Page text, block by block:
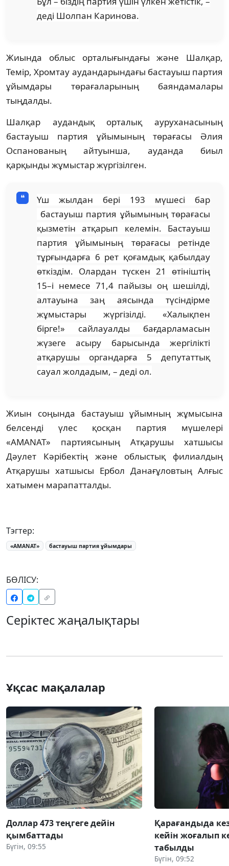
деді Шолпан Каринова.
Жиында облыс орталығындағы және Шалқар,
Темір, Хромтау аудандарындағы бастауыш партия
ұйымдары төрағаларының баяндамалары
тыңдалды.
Шалқар аудандық орталық ауруханасының
бастауыш партия ұйымының төрағасы Әлия
Оспанованың айтуынша, ауданда биыл
қарқынды жұмыстар жүргізілген.
Үш жылдан бері 193 мүшесі бар
бастауыш партия ұйымының төрағасы
қызметін атқарып келемін. Бастауыш
партия ұйымының төрағасы ретінде
тұрғындарға 6 рет қоғамдық қабылдау
өткіздім. Олардан түскен 21 өтініштің
15–і немесе 71,4 пайызы оң шешілді,
алтауына заң аясында түсіндірме
жұмыстары жүргізілді. «Халықпен
бірге!» сайлауалды бағдарламасын
жүзеге асыру барысында жергілікті
атқарушы органдарға 5 депутаттық
сауал жолдадым, – деді ол.
Жиын соңында бастауыш ұйымның жұмысына
белсенді үлес қосқан партия мүшелері
«AMANAT» партиясының Атқарушы хатшысы
Дәулет Кәрібектің және облыстық филиалдың
Атқарушы хатшысы Ербол Данағұловтың Алғыс
хатымен марапатталды.
Тэгтер:
«AMANAT» бастауыш партия ұйымдары
БӨЛІСУ:
Серіктес жаңалықтары
Ұқсас мақалалар
Доллар 473 теңгеге дейін
қымбаттады
Бүгін, 09:55
Қарағандыда
кейін жоғалып
табылды
Бүгін, 09:52